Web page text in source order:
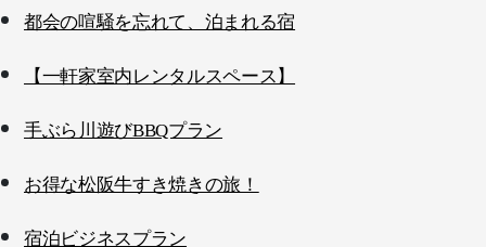
都会の喧騒を忘れて、泊まれる宿
【一軒家室内レンタルスペース】
手ぶら川遊びBBQプラン
お得な松阪牛すき焼きの旅！
宿泊ビジネスプラン